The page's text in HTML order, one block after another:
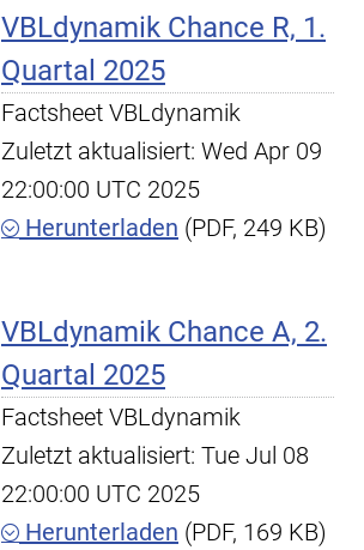
VBLdynamik Chance R, 1.
Quartal 2025
Factsheet VBLdynamik
Zuletzt aktualisiert: Wed Apr 09
22:00:00 UTC 2025
Herunterladen (PDF, 249 KB)
VBLdynamik Chance A, 2.
Quartal 2025
Factsheet VBLdynamik
Zuletzt aktualisiert: Tue Jul 08
22:00:00 UTC 2025
Herunterladen (PDF, 169 KB)